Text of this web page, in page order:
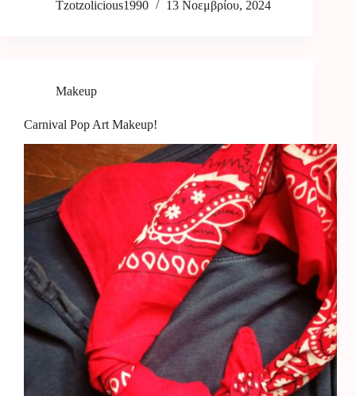
Tzotzolicious1990
13 Νοεμβρίου, 2024
Makeup
Carnival Pop Art Makeup!